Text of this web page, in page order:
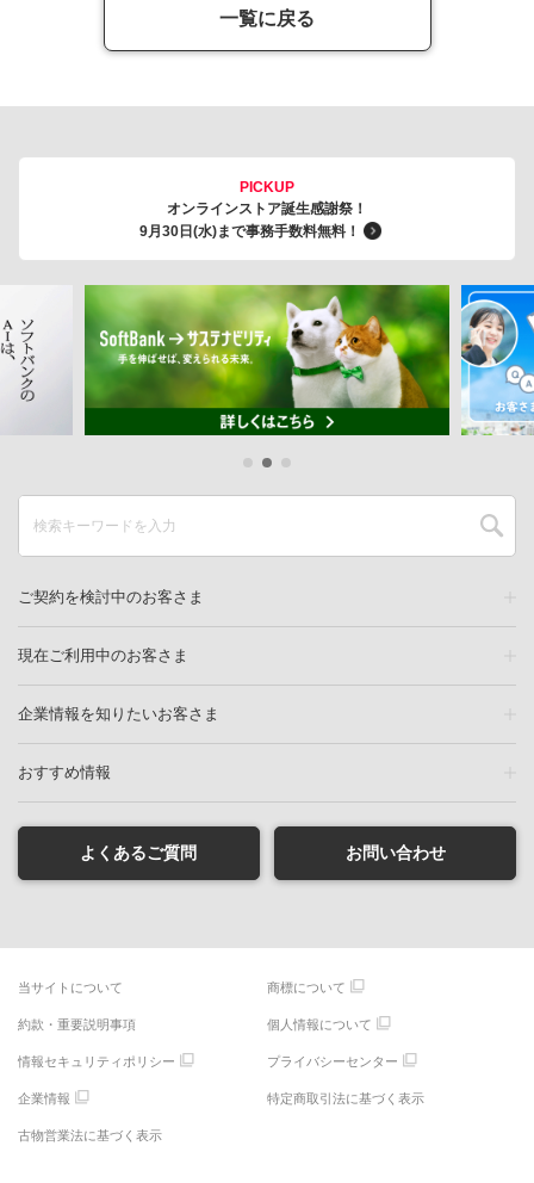
一覧に戻る
PICKUP
オンラインストア誕生感謝祭！
9月30日(水)まで事務手数料無料！
ご契約を検討中のお客さま
現在ご利用中のお客さま
企業情報を知りたいお客さま
おすすめ情報
よくあるご質問 お問い合わせ
当サイトについて 商標について
約款・重要説明事項 個人情報について
情報セキュリティポリシー プライバシーセンター
企業情報 特定商取引法に基づく表示
古物営業法に基づく表示